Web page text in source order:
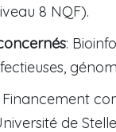
8 NQF).
:
Financement
de